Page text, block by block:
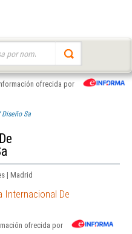
ofrecida por
Sa
| Madrid
Internacional De
ofrecida por